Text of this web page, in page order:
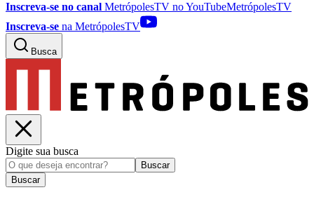
Inscreva-se no canal MetrópolesTV noYouTubeMetrópolesTV
Inscreva-se na MetrópolesTV
Busca
Digite sua busca
Buscar
Buscar